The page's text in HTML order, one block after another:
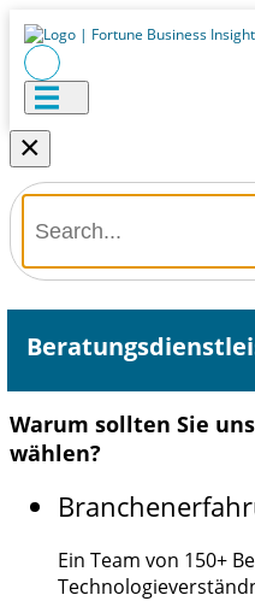
×
Warum sollten Sie
wählen?
Ein Team von 150+